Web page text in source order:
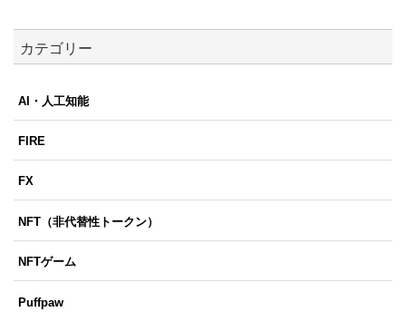
カテゴリー
AI・人工知能
FIRE
FX
NFT（非代替性トークン）
NFTゲーム
Puffpaw